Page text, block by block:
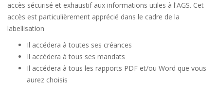
accès sécurisé et exhaustif aux informations utiles à l'AGS. Cet
accès est particulièrement apprécié dans le cadre de la
labellisation
Il accédera à toutes ses créances
Il accédera à tous ses mandats
Il accédera à tous les rapports PDF et/ou Word que vous
aurez choisis